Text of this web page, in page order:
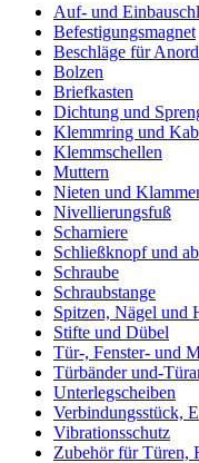
Auf- und
Befestigungsmagnet
Beschläge für
Bolzen
Briefkasten
Dichtung und
Klemmring und
Klemmschellen
Muttern
Nieten und
Nivellierungsfuß
Scharniere
Schließknopf und
Schraube
Schraubstange
Spitzen, Nägel und
Stifte und Dübel
Tür-, Fenster- und
Türbänder und-
Unterlegscheiben
Verbindungsstück,
Vibrationsschutz
Zubehör für Türen,